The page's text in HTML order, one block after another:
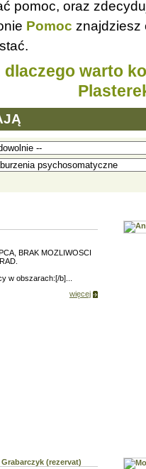
pomoc, oraz
Pomoc znajdziesz
warto
BRAK MOZLIWOSCI
w obszarach:[/b]...
więcej
(rezervat)